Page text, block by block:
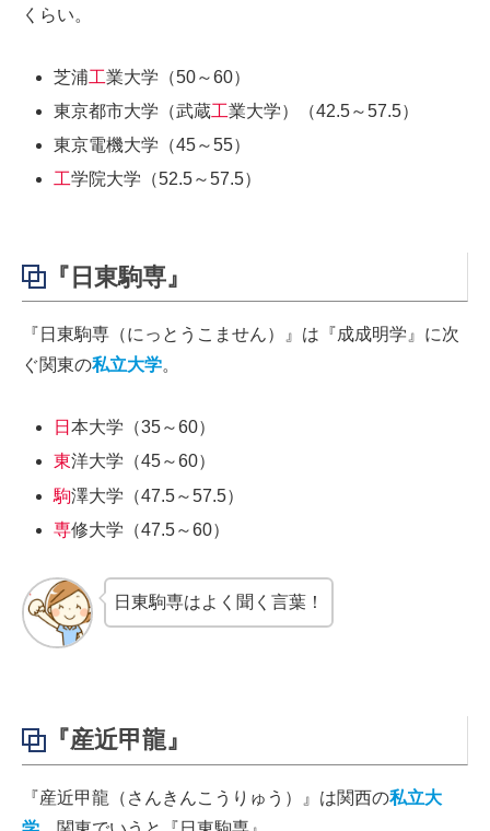
くらい。
芝浦工業大学（50～60）
東京都市大学（武蔵工業大学）（42.5～57.5）
東京電機大学（45～55）
工学院大学（52.5～57.5）
『日東駒専』
『日東駒専（にっとうこません）』は『成成明学』に次
ぐ関東の私立大学。
日本大学（35～60）
東洋大学（45～60）
駒澤大学（47.5～57.5）
専修大学（47.5～60）
日東駒専はよく聞く言葉！
『産近甲龍』
『産近甲龍（さんきんこうりゅう）』は関西の私立大